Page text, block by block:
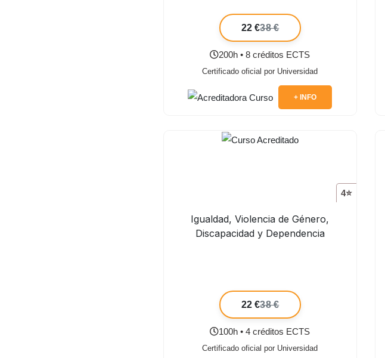
22 €38 €
200h • 8 créditos ECTS
Certificado oficial por Universidad
+ INFO
4⭐
Igualdad, Violencia de Género,
Discapacidad y Dependencia
22 €38 €
100h • 4 créditos ECTS
Certificado oficial por Universidad